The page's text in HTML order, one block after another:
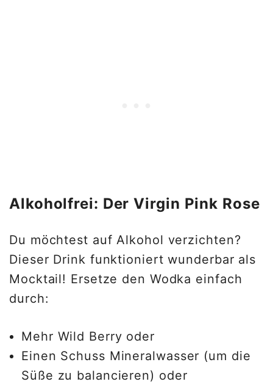
Alkoholfrei: Der Virgin Pink Rose
Du möchtest auf Alkohol verzichten?
Dieser Drink funktioniert wunderbar als
Mocktail! Ersetze den Wodka einfach
durch:
Mehr Wild Berry oder
Einen Schuss Mineralwasser (um die
Süße zu balancieren) oder